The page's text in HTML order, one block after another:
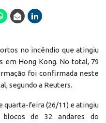
no incêndio que atingiu
em Hong Kong. No total, 79
foi confirmada neste
segundo a Reuters.
quarta-feira (26/11) e atingiu
de 32 andares do